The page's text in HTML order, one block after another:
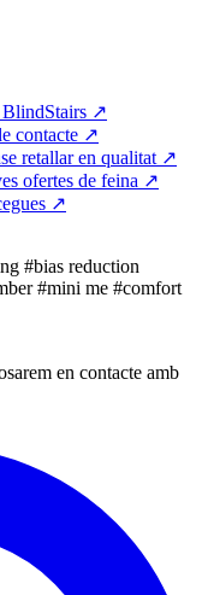
↗
contacte ↗
retallar en qualitat ↗
ofertes de feina ↗
↗
#bias reduction
#mini me #comfort
en contacte amb